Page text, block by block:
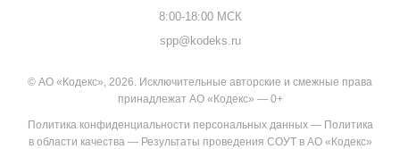
8:00-18:00 МСК
spp@kodeks.ru
© АО «Кодекс», 2026. Исключительные авторские и смежные права
принадлежат АО «Кодекс» — 0+
Политика конфиденциальности персональных данных— Политика
в области качества— Результаты проведения СОУТ в АО «Кодекс»